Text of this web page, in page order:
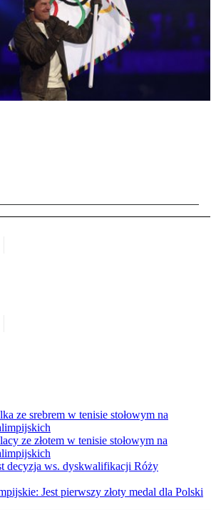
ze srebrem w tenisie stołowym na
ze złotem w tenisie stołowym na
decyzja ws. dyskwalifikacji Róży
Jest pierwszy złoty medal dla Polski